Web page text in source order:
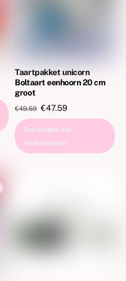
Taartpakket unicorn
Boltaart eenhoorn 20 cm
groot
€49.59 Oorspronkelijke
prijs
was:
€49.59.
€47.59Huidige
prijs
is:
Toevoegen aan
winkelwagen